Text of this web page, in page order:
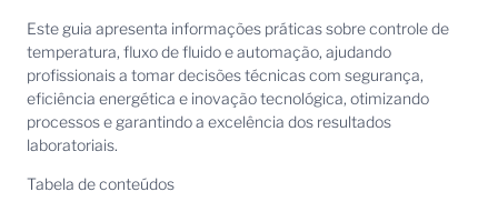
Este guia apresenta informações práticas sobre controle de
temperatura, fluxo de fluido e automação, ajudando
profissionais a tomar decisões técnicas com segurança,
eficiência energética e inovação tecnológica, otimizando
processos e garantindo a excelência dos resultados
laboratoriais.
Tabela de conteúdos